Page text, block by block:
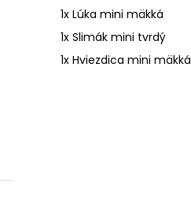
1x Lúka mini mäkká
1x Slimák mini tvrdý
1x Hviezdica mini mäkká